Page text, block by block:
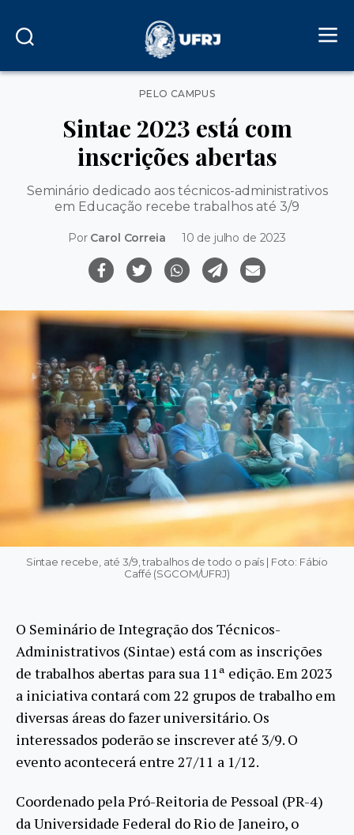
Categorias
PELO CAMPUS
Sintae 2023 está com
inscrições abertas
Seminário dedicado aos técnicos-administrativos
em Educação recebe trabalhos até 3/9
Por Carol Correia 10 de julho de 2023
Sintae recebe, até 3/9, trabalhos de todo o país | Foto: Fábio
Caffé (SGCOM/UFRJ)
O Seminário de Integração dos Técnicos-
Administrativos (Sintae) está com as inscrições
de trabalhos abertas para sua 11ª edição. Em 2023
a iniciativa contará com 22 grupos de trabalho em
diversas áreas do fazer universitário. Os
interessados poderão se inscrever até 3/9. O
evento acontecerá entre 27/11 a 1/12.
Coordenado pela Pró-Reitoria de Pessoal (PR-4)
da Universidade Federal do Rio de Janeiro, o